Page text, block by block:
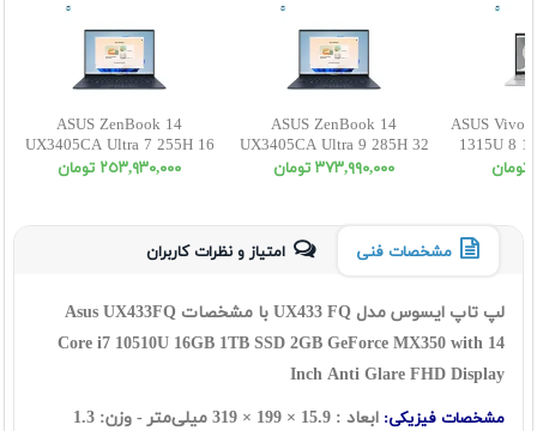
ASUS ZenBook 14
UX3405CA Ultra 7 255H 16
512SSD INT WUXGA OLED
٢٥٣,٩٣٠,٠٠٠ تومان
ASUS ZenBook 14
UX3405CA Ultra 9 285H 32
1SSD INT WUXGA OLED
٣٧٣,٩٩٠,٠٠٠ تومان
ASUS
1315U 8
مشخصات فنی امتیاز و نظرات کاربران
لپ تاپ ایسوس مدل UX433 FQ با مشخصات Asus UX433FQ
Core i7 10510U 16GB 1TB SSD 2GB GeForce MX350 with 14
Inch Anti Glare FHD Display
مشخصات فیزیکی:
ابعاد : 15.9 × 199 × 319 میلی‌متر - وزن: 1.3